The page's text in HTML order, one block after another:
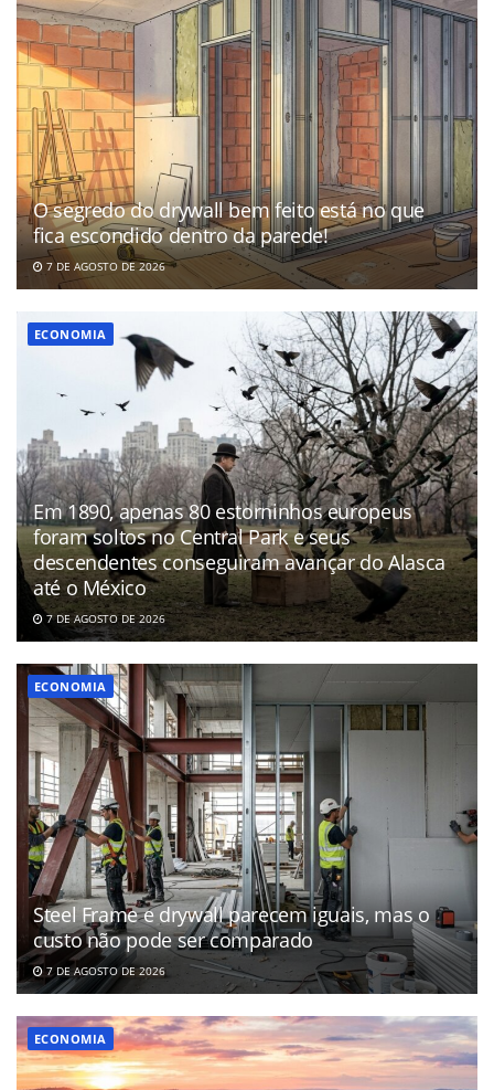
O segredo do drywall bem feito está no que
fica escondido dentro da parede!
7 DE AGOSTO DE 2026
ECONOMIA
Em 1890, apenas 80 estorninhos europeus
foram soltos no Central Park e seus
descendentes conseguiram avançar do Alasca
até o México
7 DE AGOSTO DE 2026
ECONOMIA
Steel Frame e drywall parecem iguais, mas o
custo não pode ser comparado
7 DE AGOSTO DE 2026
ECONOMIA